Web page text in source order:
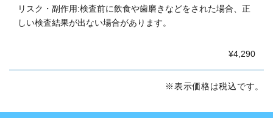
リスク・副作用:検査前に飲食や歯磨きなどをされた場合、正
しい検査結果が出ない場合があります。
¥4,290
※表示価格は税込です。